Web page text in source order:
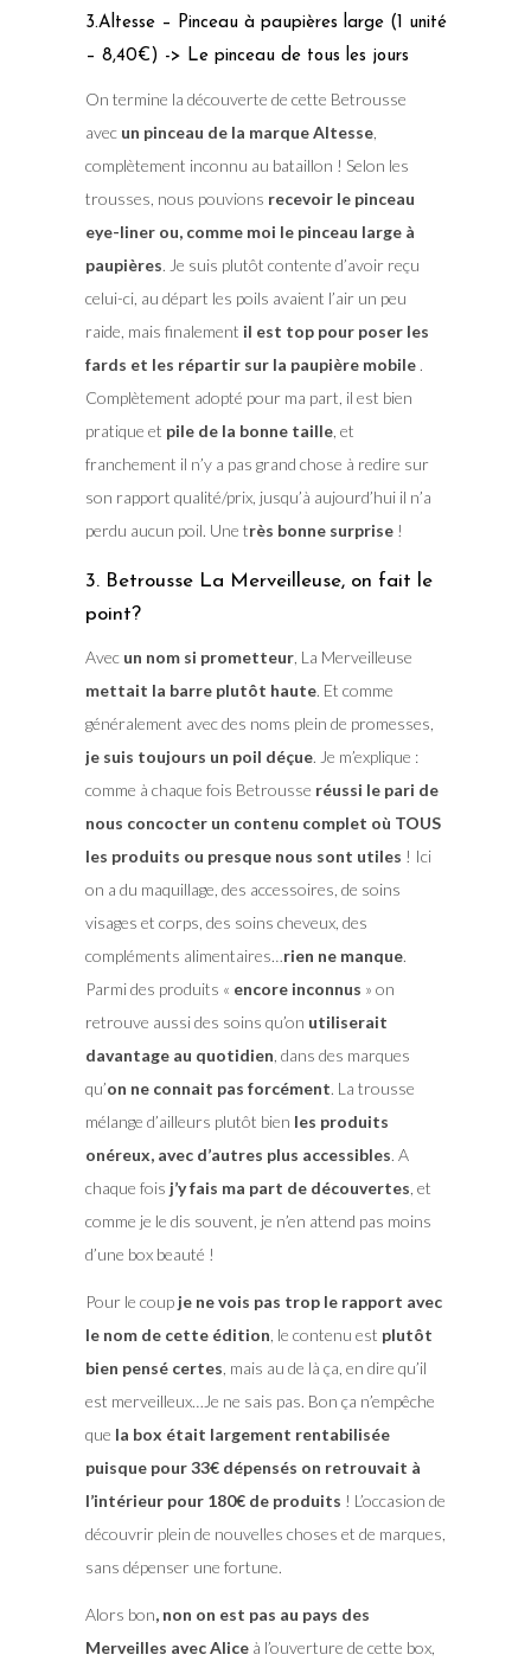
3.Altesse – Pinceau à paupières large (1 unité
– 8,40€) -> Le pinceau de tous les jours
On termine la découverte de cette Betrousse
avec un pinceau de la marque Altesse,
complètement inconnu au bataillon ! Selon les
trousses, nous pouvions recevoir le pinceau
eye-liner ou, comme moi le pinceau large à
paupières. Je suis plutôt contente d’avoir reçu
celui-ci, au départ les poils avaient l’air un peu
raide, mais finalement il est top pour poser les
fards et les répartir sur la paupière mobile.
Complètement adopté pour ma part, il est bien
pratique et pile de la bonne taille, et
franchement il n’y a pas grand chose à redire sur
son rapport qualité/prix, jusqu’à aujourd’hui il n’a
perdu aucun poil. Une très bonne surprise!
3. Betrousse La Merveilleuse, on fait le
point?
Avec un nom si prometteur, La Merveilleuse
mettait la barre plutôt haute. Et comme
généralement avec des noms plein de promesses,
je suis toujours un poil déçue. Je m’explique :
comme à chaque fois Betrousse réussi le pari de
nous concocter un contenu complet où TOUS
les produits ou presque nous sont utiles ! Ici
on a du maquillage, des accessoires, de soins
visages et corps, des soins cheveux, des
compléments alimentaires…rien ne manque.
Parmi des produits « encore inconnus » on
retrouve aussi des soins qu’on utiliserait
davantage au quotidien , dans des marques
qu’on ne connait pas forcément. La trousse
mélange d’ailleurs plutôt bien les produits
onéreux, avec d’autres plus accessibles. A
chaque fois j’y fais ma part de découvertes , et
comme je le dis souvent, je n’en attend pas moins
d’une box beauté !
Pour le coup je ne vois pas trop le rapport avec
le nom de cette édition , le contenu est plutôt
bien pensé certes , mais au de là ça, en dire qu’il
est merveilleux…Je ne sais pas. Bon ça n’empêche
que la box était largement rentabilisée
puisque pour 33€ dépensés on retrouvait à
l’intérieur pour 180€ de produits ! L’occasion de
découvrir plein de nouvelles choses et de marques,
sans dépenser une fortune.
Alors bon, non on est pas au pays des
Merveilles avec Aliceà l’ouverture de cette box,